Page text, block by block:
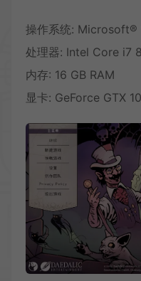
操作系统: Microsoft®
处理器: Intel Core i7
内存: 16 GB RAM
显卡: GeForce GTX